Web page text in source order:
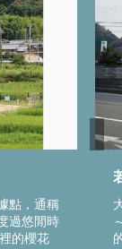
點，通稱
過悠閒時
的櫻花